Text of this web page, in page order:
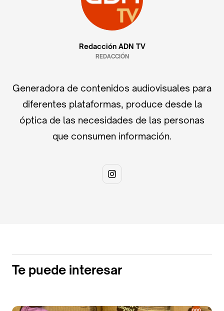
Redacción ADN TV
REDACCIÓN
Generadora de contenidos audiovisuales para
diferentes plataformas, produce desde la
óptica de las necesidades de las personas
que consumen información.
Te puede interesar